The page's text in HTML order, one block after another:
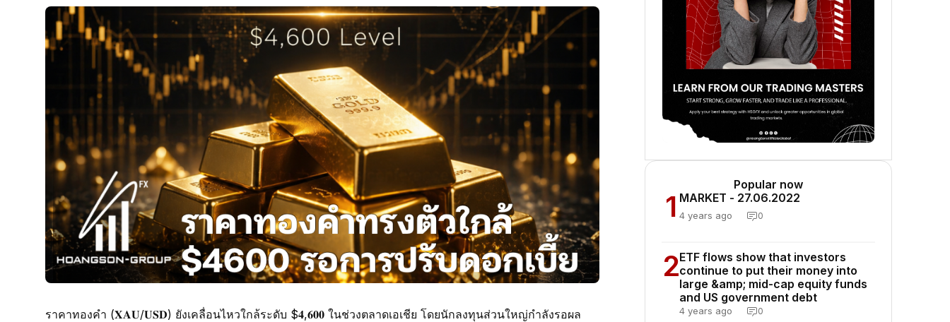
ราคาทองคำ (𝐗𝐀𝐔/𝐔𝐒𝐃) ยังเคลื่อนไหวใกล้ระดับ $𝟒,𝟔𝟎𝟎 ในช่วงตลาดเอเชีย โดยนักลงทุนส่วนใหญ่กำลังรอผล
Popular now
1 MARKET - 27.06.2022
4 years ago 0
2ETF flows show that investors
continue to put their money into
large &amp; mid-cap equity funds
and US government debt
4 years ago 0